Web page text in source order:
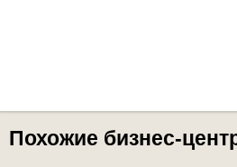
Похожие бизнес-